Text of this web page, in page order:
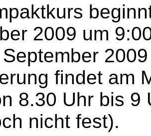
2009 um
findet am
8.30 Uhr bis 9
nicht fest).